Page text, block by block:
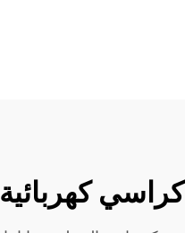
كراسي كهربائية KS MED: 4 مزايا رئيسية للشركات التي تبيع بالجملة